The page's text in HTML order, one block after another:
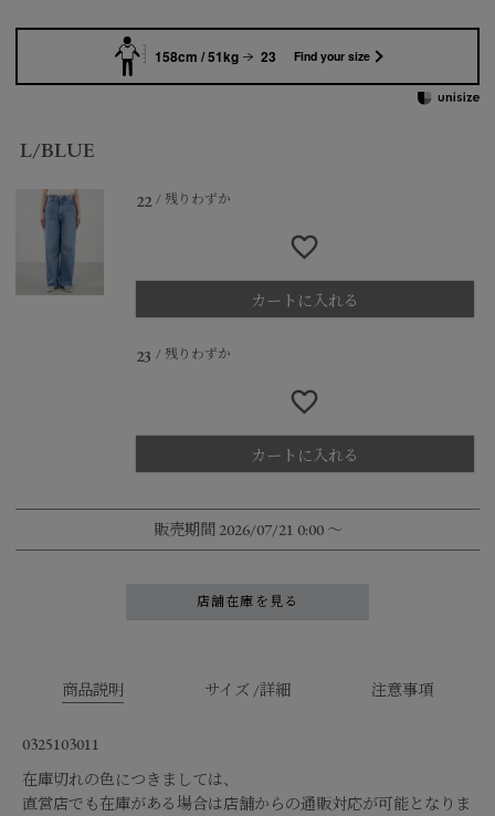
158cm / 51kg 23 Find your size
L/BLUE
22 残りわずか
カートに入れる
23 残りわずか
カートに入れる
販売期間 2026/07/21 0:00 〜
店舗在庫を見る
商品説明 サイズ /詳細 注意事項
0325103011
在庫切れの色につきましては、
直営店でも在庫がある場合は店舗からの通販対応が可能となりま